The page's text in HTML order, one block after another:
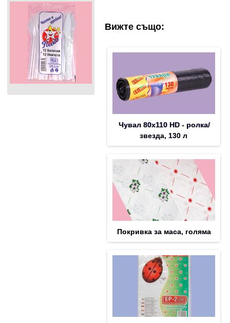
Вижте също:
Чувал 80х110 HD - ролка/
звезда, 130 л
Покривка за маса, голяма